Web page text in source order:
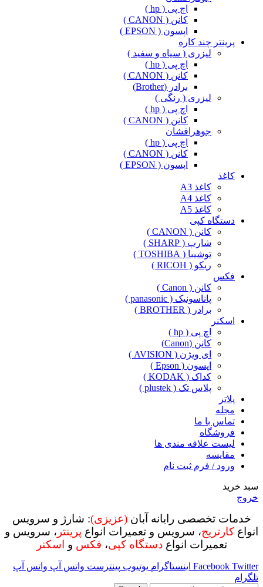
اچ پی ( hp )
کانن ( CANON )
اپسون ( EPSON )
پرینتر چند کاره
لیزری ( سیاه و سفید )
اچ پی ( hp )
کانن ( CANON )
برادر (Brother)
لیزری ( رنگی )
اچ پی ( hp )
کانن ( CANON )
جوهرافشان
اچ پی ( hp )
کانن ( CANON )
اپسون ( EPSON )
کاغذ
کاغذ A3
کاغذ A4
کاغذ A5
دستگاه کپی
کانن ( CANON )
شارپ ( SHARP )
توشیبا ( TOSHIBA )
ریکو ( RICOH )
فکس
کانن ( Canon )
پاناسونیک ( panasonic )
برادر ( BROTHER )
اسکنر
اچ پی ( hp )
کانن (Canon)
ای ویژن ( AVISION )
اپسون ( Epson )
کداک ( KODAK )
پلاس تک ( plustek )
پلاتر
مجله
تماس با ما
فروشگاه
لیست علاقه مندی ها
مقایسه
ورود / فرم ثبت نام
سبد خرید
خروج
خدمات تخصصی رایانه آبان (عزیزی): شارژ و سرویس
انواع کارتریج، سرویس و تعمیرات انواع پرینتر ، سرویس و
تعمیرات انواعدستگاه کپی، فکس و اسکنر
Facebook Twitter اینستاگرام یوتیوب پینترست واتس آپ واتس آپ
تلگرام